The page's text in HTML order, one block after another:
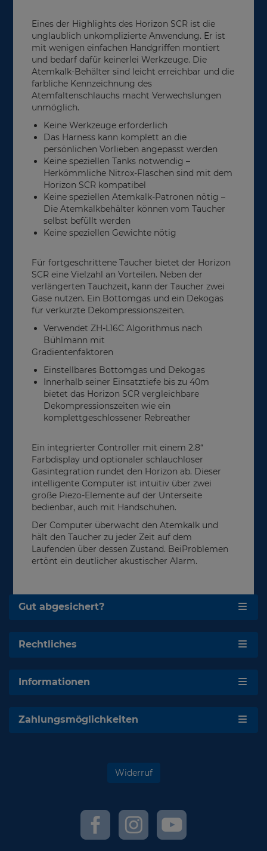
Eines der Highlights des Horizon SCR ist die
unglaublich unkomplizierte Anwendung. Er ist
mit wenigen einfachen Handgriffen montiert
und bedarf dafür keinerlei Werkzeuge. Die
Atemkalk-Behälter sind leicht erreichbar und die
farbliche Kennzeichnung des
Atemfaltenschlauchs macht Verwechslungen
unmöglich.
Keine Werkzeuge erforderlich
Das Harness kann komplett an die
persönlichen Vorlieben angepasst werden
Keine speziellen Tanks notwendig –
Herkömmliche Nitrox-Flaschen sind mit dem
Horizon SCR kompatibel
Keine speziellen Atemkalk-Patronen nötig –
Die Atemkalkbehälter können vom Taucher
selbst befüllt werden
Keine speziellen Gewichte nötig
Für fortgeschrittene Taucher bietet der Horizon
SCR eine Vielzahl an Vorteilen. Neben der
verlängerten Tauchzeit, kann der Taucher zwei
Gase nutzen. Ein Bottomgas und ein Dekogas
für verkürzte Dekompressionszeiten.
Verwendet ZH-L16C Algorithmus nach
Bühlmann mit
Gradientenfaktoren
Einstellbares Bottomgas und Dekogas
Innerhalb seiner Einsatztiefe bis zu 40m
bietet das Horizon SCR vergleichbare
Dekompressionszeiten wie ein
komplettgeschlossener Rebreather
Ein integrierter Controller mit einem 2.8“
Farbdisplay und optionaler schlauchloser
Gasintegration rundet den Horizon ab. Dieser
intelligente Computer ist intuitiv über zwei
große Piezo-Elemente auf der Unterseite
bedienbar, auch mit Handschuhen.
Der Computer überwacht den Atemkalk und
hält den Taucher zu jeder Zeit auf dem
Laufenden über dessen Zustand. BeiProblemen
ertönt ein deutlicher akustischer Alarm.
Gut abgesichert?
Rechtliches
Informationen
Zahlungsmöglichkeiten
Widerruf